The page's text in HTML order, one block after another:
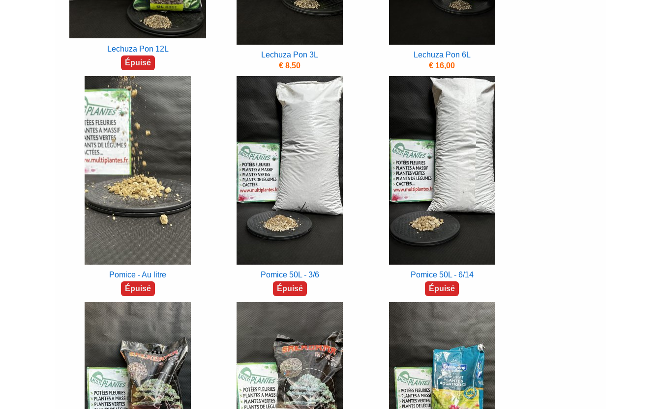
Lechuza Pon 12L
Épuisé
Lechuza Pon 3L
€ 8,50
Lechuza Pon 6L
€ 16,00
Pomice - Au litre
Épuisé
Pomice 50L - 3/6
Épuisé
Pomice 50L - 6/14
Épuisé